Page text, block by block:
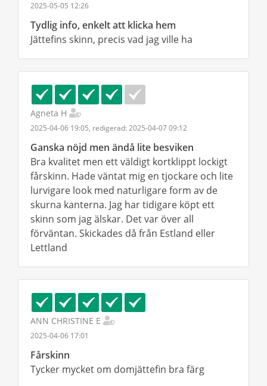
2025-05-05 12:26
Tydlig info, enkelt att klicka hem
Jättefins skinn, precis vad jag ville ha
Agneta H
2025-04-06 19:05, redigerad: 2025-04-07 09:12
Ganska nöjd men ändå lite besviken
Bra kvalitet men ett väldigt kortklippt lockigt
fårskinn. Hade väntat mig en tjockare och lite
lurvigare look med naturligare form av de
skurna kanterna. Jag har tidigare köpt ett
skinn som jag älskar. Det var över all
förväntan. Skickades då från Estland eller
Lettland
ANN CHRISTINE E
2025-04-06 17:01
Fårskinn
Tycker mycket om domjättefin bra färg